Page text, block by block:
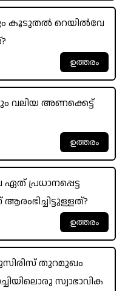
കൂടുതൽ റെയിൽവേ
വലിയ അണക്കെട്ട്
പ്രധാനപ്പെട്ട
തുറമുഖം
സ്വാഭാവിക